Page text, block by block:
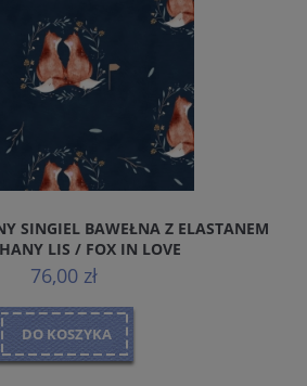
SINGIEL BAWEŁNA Z ELASTANEM
LIS / FOX IN LOVE
76,00 zł
DO KOSZYKA